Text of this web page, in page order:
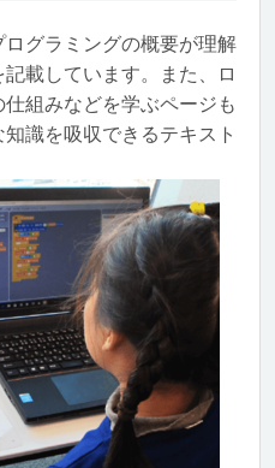
グラミングの概要が理解
載しています。また、ロ
組みなどを学ぶページも
識を吸収できるテキスト